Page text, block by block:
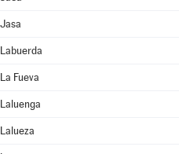
Jasa
Labuerda
La Fueva
Laluenga
Lalueza